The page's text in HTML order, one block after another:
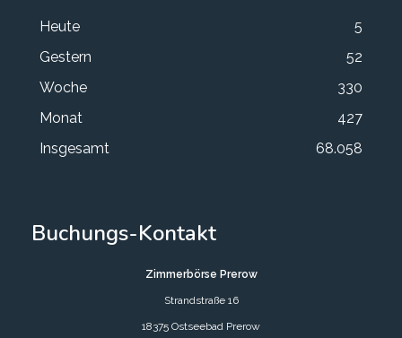
Heute
5
Gestern
52
Woche
330
Monat
427
Insgesamt
68.058
Buchungs-Kontakt
Zimmerbörse Prerow
Strandstraße 16
18375 Ostseebad Prerow